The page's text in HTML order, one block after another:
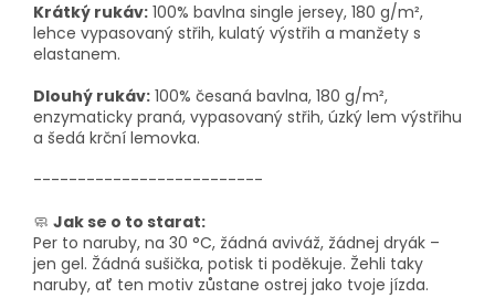
Krátký rukáv: 100% bavlna single jersey, 180 g/m²,
lehce vypasovaný střih, kulatý výstřih a manžety s
elastanem.
Dlouhý rukáv: 100% česaná bavlna, 180 g/m²,
enzymaticky praná, vypasovaný střih, úzký lem výstřihu
a šedá krční lemovka.
--------------------------
🧼 Jak se o to starat:
Per to naruby, na 30 °C, žádná aviváž, žádnej dryák –
jen gel. Žádná sušička, potisk ti poděkuje. Žehli taky
naruby, ať ten motiv zůstane ostrej jako tvoje jízda.